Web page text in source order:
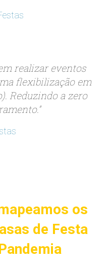
realizar eventos
flexibilização em
Reduzindo a zero
os
de Festa